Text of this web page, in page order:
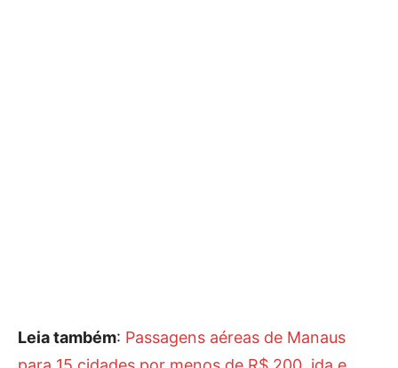
Leia também: Passagens aéreas de Manaus